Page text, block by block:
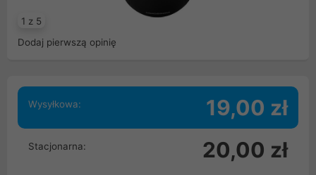
1 z 5
Dodaj pierwszą opinię
Wysyłkowa: 19,00 zł
Stacjonarna: 20,00 zł